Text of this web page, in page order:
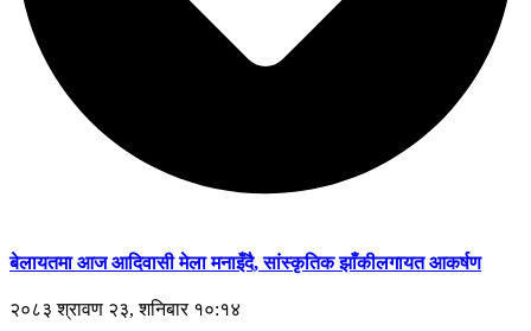
बेलायतमा आज आदिवासी मेला मनाइँदै, सांस्कृतिक झाँकीलगायत आकर्षण
२०८३ श्रावण २३, शनिबार १०:१४